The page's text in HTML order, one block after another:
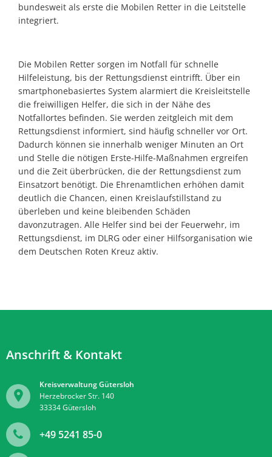
bundesweit als erste die Mobilen Retter in die Leitstelle
integriert.
Die Mobilen Retter sorgen im Notfall für schnelle
Hilfeleistung, bis der Rettungsdienst eintrifft. Über ein
smartphonebasiertes System alarmiert die Kreisleitstelle
die freiwilligen Helfer, die sich in der Nähe des
Notfallortes befinden. Sie werden zeitgleich mit dem
Rettungsdienst informiert, sind häufig schneller vor Ort.
Dadurch können sie innerhalb weniger Minuten an Ort
und Stelle die nötigen Erste-Hilfe-Maßnahmen ergreifen
und die Zeit überbrücken, die der Rettungsdienst zum
Einsatzort benötigt. Die Ehrenamtlichen erhöhen damit
deutlich die Chancen, einen Kreislaufstillstand zu
überleben und keine bleibenden Schäden
davonzutragen. Alle Helfer sind bei der Feuerwehr, im
Rettungsdienst, im DLRG oder einer Hilfsorganisation wie
dem Deutschen Roten Kreuz aktiv.
Anschrift & Kontakt
Kreisverwaltung Gütersloh
Herzebrocker Str. 140
33334Gütersloh
+49 5241 85-0